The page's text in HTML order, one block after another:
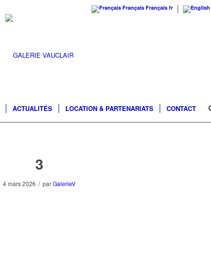
Français Français fr
ACTUALITÉS LOCATION & PARTENARIATS CONTACT
3
4 mars 2026 / parGalerieV